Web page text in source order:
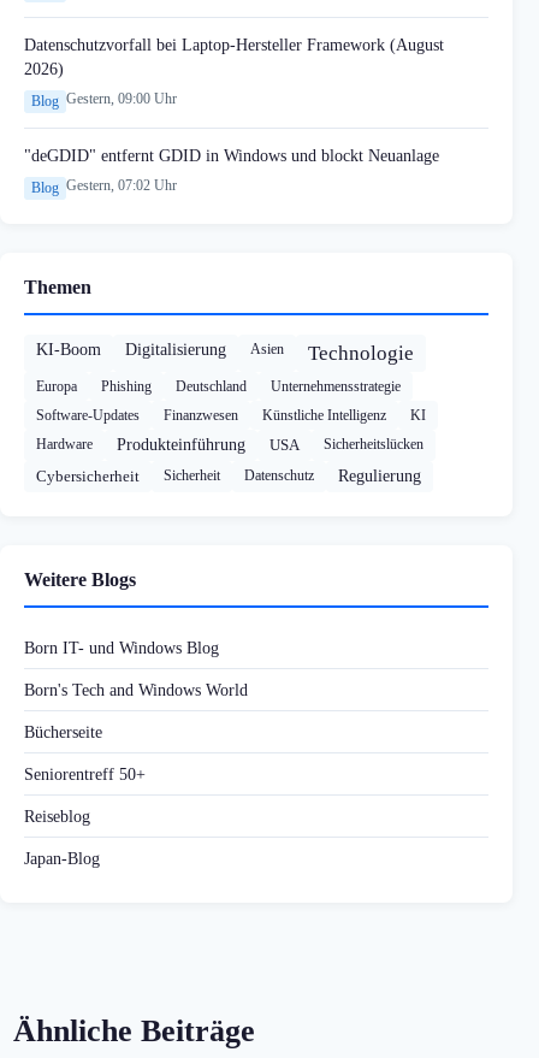
Datenschutzvorfall bei Laptop-Hersteller Framework (August
2026)
Blog Gestern, 09:00 Uhr
"deGDID" entfernt GDID in Windows und blockt Neuanlage
Blog Gestern, 07:02 Uhr
Themen
KI-Boom Digitalisierung Asien Technologie
Europa Phishing Deutschland
Unternehmensstrategie
Software-Updates
Finanzwesen Künstliche Intelligenz
KI
Hardware
Produkteinführung USA Sicherheitslücken
Cybersicherheit Sicherheit Datenschutz Regulierung
Weitere Blogs
Born IT- und Windows Blog
Born's Tech and Windows World
Bücherseite
Seniorentreff 50+
Reiseblog
Japan-Blog
Ähnliche Beiträge